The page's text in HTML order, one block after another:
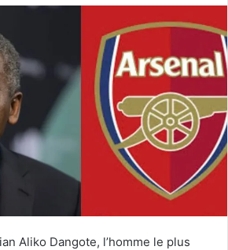
Aliko Dangote, l’homme le plus